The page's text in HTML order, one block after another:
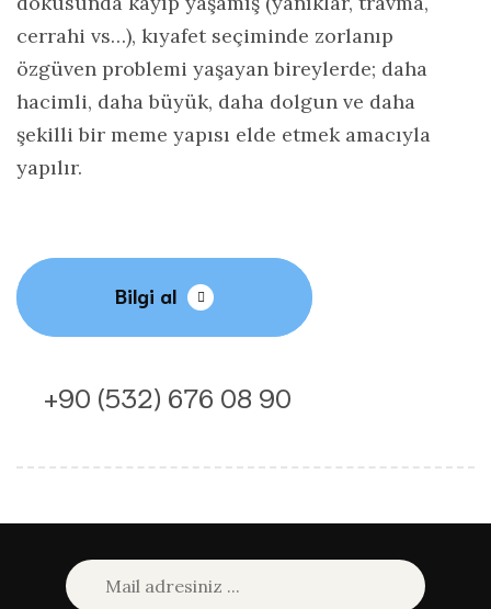
cerrahi vs…), kıyafet seçiminde zorlanıp
özgüven problemi yaşayan bireylerde; daha
hacimli, daha büyük, daha dolgun ve daha
şekilli bir meme yapısı elde etmek amacıyla
yapılır.
Bilgi al
+‭90 (532) 676 08 90